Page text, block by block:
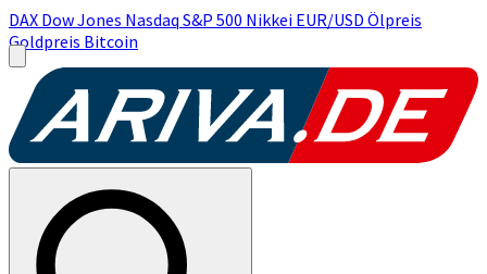
DAX Dow Jones Nasdaq S&P 500 Nikkei EUR/USD Ölpreis
Goldpreis Bitcoin